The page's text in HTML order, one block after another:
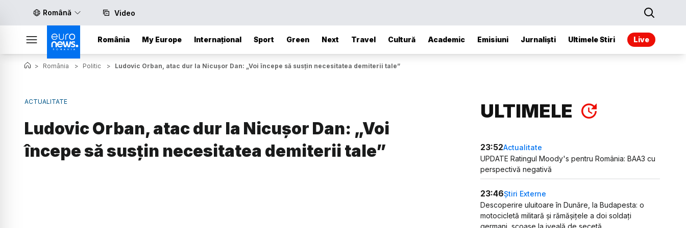
Română Video
România My Europe Internațional Sport Green Next Travel Cultură Academic Emisiuni Jurnaliști Ultimele Stiri Live
> România > Politic > Ludovic Orban, atac dur la Nicușor Dan: „Voi începe să susțin necesitatea demiterii tale”
ACTUALITATE
Ludovic Orban, atac dur la Nicușor Dan: „Voi
începe să susțin necesitatea demiterii tale”
ULTIMELE
23:52Actualitate
UPDATE Ratingul Moody's pentru România: BAA3 cu
perspectivă negativă
23:46Știri Externe
Descoperire uluitoare în Dunăre, la Budapesta: o
motocicletă militară și rămășițele a doi soldați
germani, scoase la iveală de secetă